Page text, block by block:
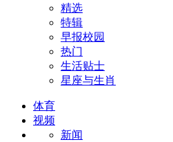
精选
特辑
早报校园
热门
生活贴士
星座与生肖
体育
视频
新闻